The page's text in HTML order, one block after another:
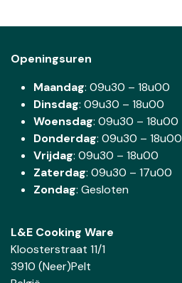
Openingsuren
Maandag: 09u30 – 18u00
Dinsdag: 09u30 – 18u00
Woensdag: 09u30 – 18u00
Donderdag: 09u30 – 18u00
Vrijdag: 09u30 – 18u00
Zaterdag: 09u30 – 17u00
Zondag: Gesloten
L&E Cooking Ware
Kloosterstraat 11/1
3910 (Neer)Pelt